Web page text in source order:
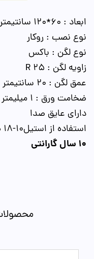
ابعاد : 60*120 سانتیمتر
نوع نصب : روکار
نوع لگن : باکس
زاویه لگن : R 25
عمق لگن : 20 سانتیمتر
ضخامت ورق : 1 میلیمتر
داراى عایق صدا
استفاده از استیل10-18 ضد زنگ
10 سال گارانتی